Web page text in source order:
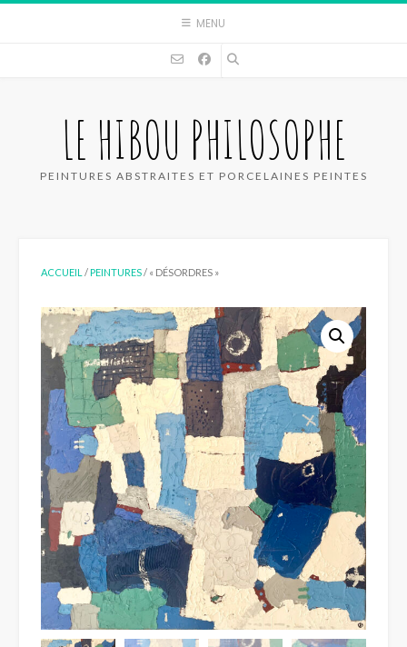
Skip
MENU
LE HIBOU PHILOSOPHE
PEINTURES ABSTRAITES ET PORCELAINES PEINTES
ACCUEIL /PEINTURES/ « DÉSORDRES »